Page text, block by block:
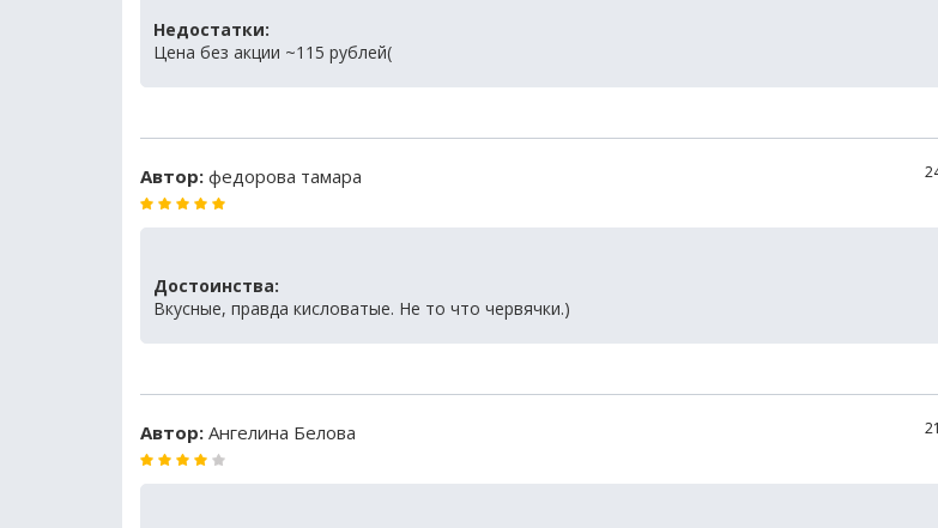
Недостатки:
Цена без акции ~115 рублей(
Автор: федорова тамара
Достоинства:
Вкусные, правда кисловатые. Не то что червячки.)
Автор: Ангелина Белова